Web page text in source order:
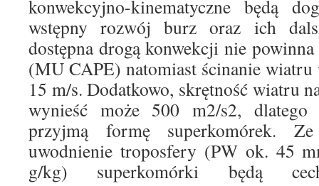
konwekcyjno-kinematyczne będą
wstępny rozwój burz oraz ich
dostępna drogą konwekcji nie
(MU CAPE) natomiast ścinanie
15 m/s. Dodatkowo, skrętność wiatru
wynieść może 500 m2/s2, dlatego
przyjmą formę superkomórek.
uwodnienie troposfery (PW ok. 45
g/kg) superkomórki będą